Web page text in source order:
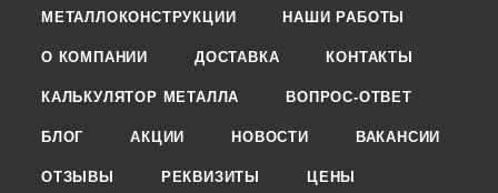
МЕТАЛЛОКОНСТРУКЦИИ НАШИ РАБОТЫ
О КОМПАНИИ ДОСТАВКА КОНТАКТЫ
КАЛЬКУЛЯТОР МЕТАЛЛА ВОПРОС-ОТВЕТ
БЛОГ АКЦИИ НОВОСТИ ВАКАНСИИ
ОТЗЫВЫ РЕКВИЗИТЫ ЦЕНЫ